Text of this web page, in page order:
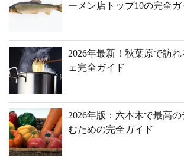
ーメン店トップ10の完全ガ
2026年最新！秋葉原で訪
ェ完全ガイド
2026年版：六本木で最高
むための完全ガイド